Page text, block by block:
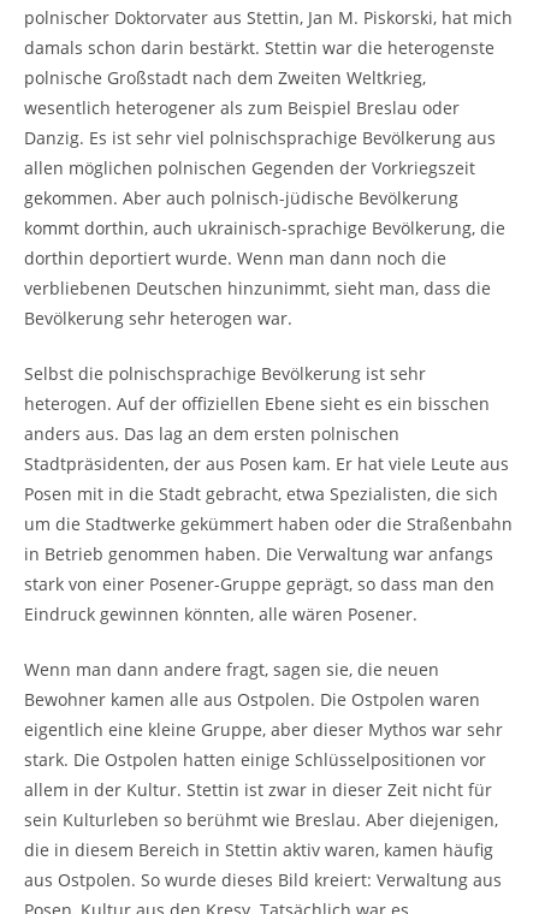
polnischer Doktorvater aus Stettin, Jan M. Piskorski, hat mich
damals schon darin bestärkt. Stettin war die heterogenste
polnische Großstadt nach dem Zweiten Weltkrieg,
wesentlich heterogener als zum Beispiel Breslau oder
Danzig. Es ist sehr viel polnischsprachige Bevölkerung aus
allen möglichen polnischen Gegenden der Vorkriegszeit
gekommen. Aber auch polnisch-jüdische Bevölkerung
kommt dorthin, auch ukrainisch-sprachige Bevölkerung, die
dorthin deportiert wurde. Wenn man dann noch die
verbliebenen Deutschen hinzunimmt, sieht man, dass die
Bevölkerung sehr heterogen war.
Selbst die polnischsprachige Bevölkerung ist sehr
heterogen. Auf der offiziellen Ebene sieht es ein bisschen
anders aus. Das lag an dem ersten polnischen
Stadtpräsidenten, der aus Posen kam. Er hat viele Leute aus
Posen mit in die Stadt gebracht, etwa Spezialisten, die sich
um die Stadtwerke gekümmert haben oder die Straßenbahn
in Betrieb genommen haben. Die Verwaltung war anfangs
stark von einer Posener-Gruppe geprägt, so dass man den
Eindruck gewinnen könnten, alle wären Posener.
Wenn man dann andere fragt, sagen sie, die neuen
Bewohner kamen alle aus Ostpolen. Die Ostpolen waren
eigentlich eine kleine Gruppe, aber dieser Mythos war sehr
stark. Die Ostpolen hatten einige Schlüsselpositionen vor
allem in der Kultur. Stettin ist zwar in dieser Zeit nicht für
sein Kulturleben so berühmt wie Breslau. Aber diejenigen,
die in diesem Bereich in Stettin aktiv waren, kamen häufig
aus Ostpolen. So wurde dieses Bild kreiert: Verwaltung aus